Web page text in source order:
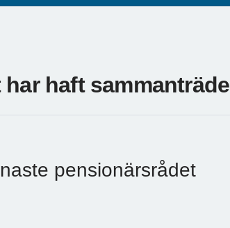
haft sammanträde
pensionärsrådet